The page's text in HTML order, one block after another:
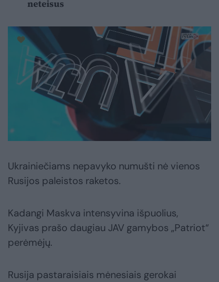
neteisus
Ukrainiečiams nepavyko numušti nė vienos
Rusijos paleistos raketos.
Kadangi Maskva intensyvina išpuolius,
Kyjivas prašo daugiau JAV gamybos „Patriot“
perėmėjų.
Rusija pastaraisiais mėnesiais gerokai